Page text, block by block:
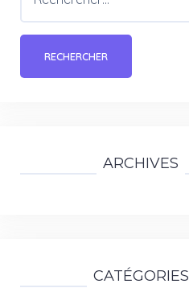
ARCHIVES
CATÉGORIES